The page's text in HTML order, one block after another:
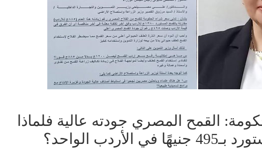
القمح المصري جودته عالية فلماذا
الواحد؟